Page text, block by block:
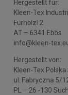
Hergestellt für:
Kleen-Tex
Fürhölzl 2
AT – 6341 Ebbs
info@kleen-
Hergestellt von:
Kleen-Tex Polska
ul. Fabryczna 5/
PL – 26 -130